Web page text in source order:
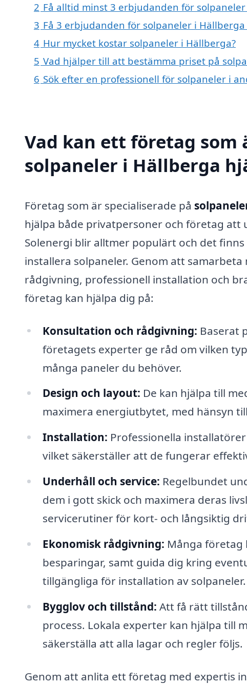
2 Få alltid minst 3 erbjudanden för
3 Få 3 erbjudanden för solpaneler i
4 Hur mycket kostar solpaneler i Hällberga?
5 Vad hjälper till att bestämma priset på
6 Sök efter en professionell för solpaneler i
Vad kan ett företag som
solpaneler i Hällberga
Företag som är specialiserade på
hjälpa både privatpersoner och företag
Solenergi blir alltmer populärt och det
installera solpaneler. Genom att
rådgivning, professionell installation och
företag kan hjälpa dig på:
Konsultation och rådgivning: Baserat
företagets experter ge råd om vilken
många paneler du behöver.
Design och layout: De kan hjälpa till
maximera energiutbytet, med hänsyn
Installation: Professionella
vilket säkerställer att de fungerar
Underhåll och service: Regelbundet
dem i gott skick och maximera deras
servicerutiner för kort- och långsiktig
Ekonomisk rådgivning: Många företag
besparingar, samt guida dig kring
tillgängliga för installation av solpaneler.
Bygglov och tillstånd: Att få rätt
process. Lokala experter kan hjälpa till
säkerställa att alla lagar och regler följs.
Genom att anlita ett företag med expertis